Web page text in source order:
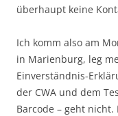
überhaupt keine
Ich komm also am
in Marienburg, leg
Einverständnis-
der CWA und dem
Barcode – geht